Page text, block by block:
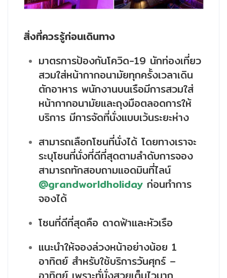
สิ่งที่ควรรู้ก่อนเดินทาง
มาตรการป้องกันโควิด-19 นักท่องเที่ยว
สวมใส่หน้ากากอนามัยทุกครั้งเวลาเดิน
ตักอาหาร พนักงานบนเรือมีการสวมใส่
หน้ากากอนามัยและถุงมือตลอดการให้
บริการ มีการจัดที่นั่งแบบเว้นระยะห่าง
สามารถเลือกโซนที่นั่งได้ โดยทางเราจะ
ระบุโซนที่นั่งที่ดีที่สุดตามลำดับการจอง
สามารถทักสอบถามแอดมินที่ไลน์
@grandworldholiday ก่อนทำการ
จองได้
โซนที่ดีที่สุดคือ ดาดฟ้าและหัวเรือ
แนะนำให้จองล่วงหน้าอย่างน้อย 1
อาทิตย์ สำหรับใช้บริการวันศุกร์ –